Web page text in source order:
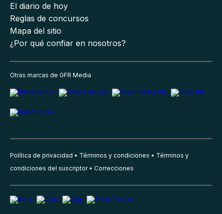
El diario de hoy
Reglas de concursos
Mapa del sitio
¿Por qué confiar en nosotros?
Otras marcas de GFR Media
Política de privacidad Términos y condiciones
Términos y
condiciones del suscriptor
Correcciones